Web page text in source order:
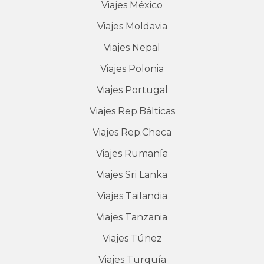
Viajes México
ViajesMoldavia
Viajes Nepal
Viajes Polonia
ViajesPortugal
ViajesRep.Bálticas
Viajes Rep.Checa
Viajes Rumanía
Viajes Sri Lanka
ViajesTailandia
Viajes Tanzania
ViajesTúnez
ViajesTurquía